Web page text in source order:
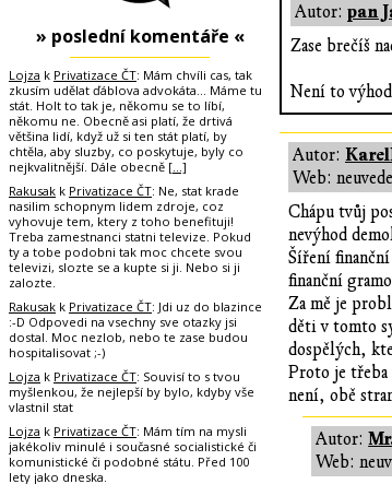
Autor: pan
Zase brečíš
Není to
Autor:
Web:
Chápu tvůj
nevýhod
Šíření
finanční
Za mě je
děti v tomto
dospělých,
Proto je třeba
není, obě
Autor:
Web:
» poslední komentáře «
Lojza k Privatizace ČT: Mám chvíli cas, tak
zkusím udělat ďáblova advokáta... Máme tu
stát. Holt to tak je, někomu se to líbí,
někomu ne. Obecně asi platí, že drtivá
většina lidí, když už si ten stát platí, by
chtěla, aby sluzby, co poskytuje, byly co
nejkvalitnější. Dále obecně […]
Rakusak k Privatizace ČT: Ne, stat krade
nasilim schopnym lidem zdroje, coz
vyhovuje tem, ktery z toho benefituji!
Treba zamestnanci statni televize. Pokud
ty a tobe podobni tak moc chcete svou
televizi, slozte se a kupte si ji. Nebo si ji
zalozte.
Rakusak k Privatizace ČT: Jdi uz do blazince
:-D Odpovedi na vsechny sve otazky jsi
dostal. Moc nezlob, nebo te zase budou
hospitalisovat ;-)
Lojza k Privatizace ČT: Souvisí to s tvou
myšlenkou, že nejlepší by bylo, kdyby vše
vlastnil stat
Lojza k Privatizace ČT: Mám tím na mysli
jakékoliv minulé i současné socialistické či
komunistické či podobné státu. Před 100
lety jako dneska.